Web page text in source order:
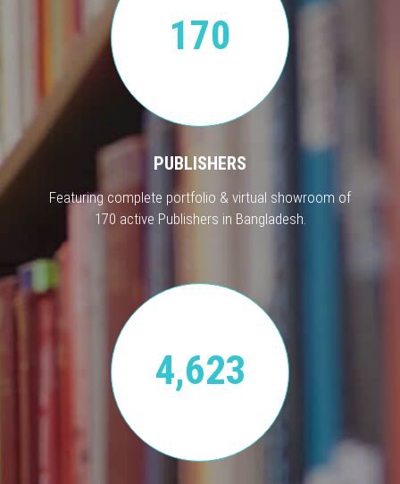
170
PUBLISHERS
Featuring complete portfolio & virtual showroom of
170 active Publishers in Bangladesh.
4,623